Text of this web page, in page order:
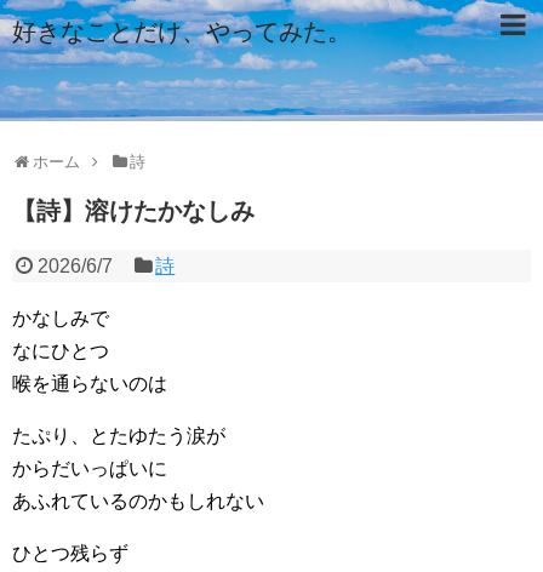
好きなことだけ、やってみた。
ホーム 詩
【詩】溶けたかなしみ
2026/6/7 詩
かなしみで
なにひとつ
喉を通らないのは
たぷり、とたゆたう涙が
からだいっぱいに
あふれているのかもしれない
ひとつ残らず